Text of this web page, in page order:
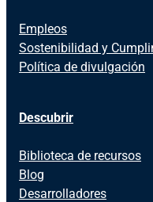
Empleos
Sostenibilidad y
Política de divulgación
Descubrir
Biblioteca de recursos
Blog
Desarrolladores